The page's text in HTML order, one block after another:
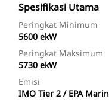
Spesifikasi Utama
Peringkat Minimum
5600 ekW
Peringkat Maksimum
5730 ekW
Emisi
IMO Tier 2 / EPA